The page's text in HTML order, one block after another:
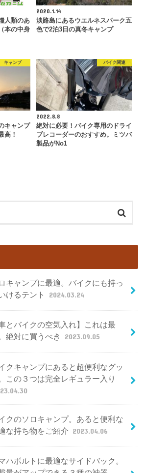
人類のあ
本の中身
2020.1.14
淡路島にあるウエルネスパーク五
色で2泊3日の真冬キャンプ
キャンプ
キャンプ
高！
バイク関連
2022.8.8
絶対に必要！バイク専用のドライ
ブレコーダーのおすすめ。ミツバ
製品がNo1
キャンプに最適。バイクにも持っ
けるテント
2024.03.24
車とバイクの空気入れ】これは最
絶対に買うべき
2023.09.05
クキャンプにあると超便利なグッ
この３つは完全レギュラー入り
クのソロキャンプ。あると便利な
な持ち物をご紹介 2023.04.06
ハボルトに最適なサイドバック。